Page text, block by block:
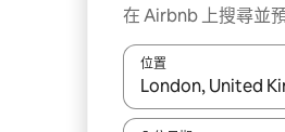
在 Airbnb 上搜尋並
位置
如有搜尋結果，瀏覽